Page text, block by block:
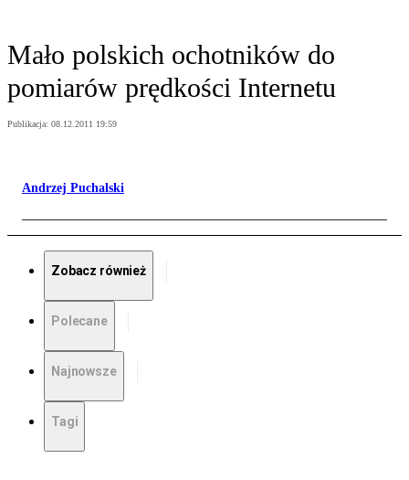
Mało polskich ochotników do
pomiarów prędkości Internetu
Publikacja: 08.12.2011 19:59
Andrzej Puchalski
Zobacz również
Polecane
Najnowsze
Tagi